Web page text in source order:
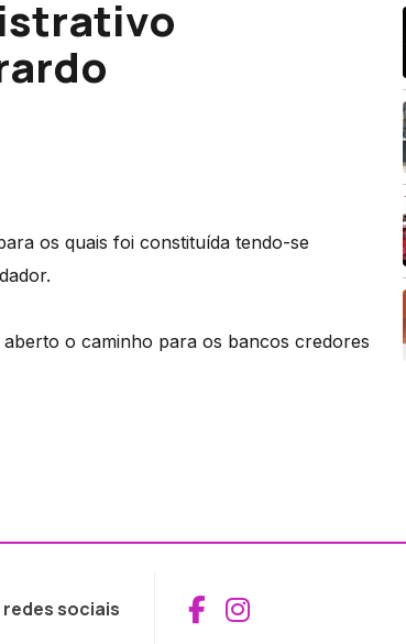
os quais foi constituída tendo-se
o caminho para os bancos credores
sociais Aceder ao
Aceder ao